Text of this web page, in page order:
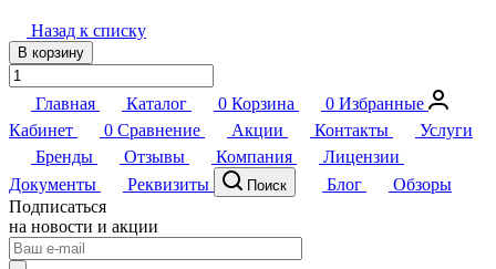
Назад к списку
В корзину
Главная Каталог 0 Корзина 0 Избранные
Кабинет
0 Сравнение Акции Контакты
Услуги
Бренды
Отзывы Компания
Лицензии
Документы
Реквизиты Поиск Блог
Обзоры
Подписаться
на новости и акции